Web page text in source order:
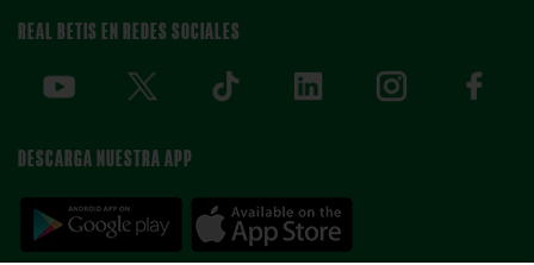
REAL BETIS EN REDES SOCIALES
DESCARGA NUESTRA APP